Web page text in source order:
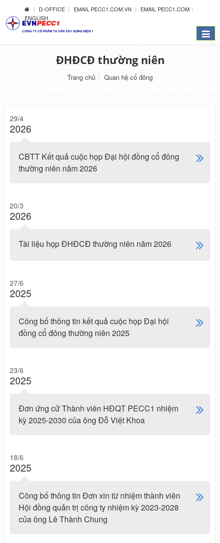
D-OFFICE EMAIL PECC1.COM.VN
EMAIL PECC1.COM
ENGLISH
Menu
ĐHĐCĐ thường niên
Trang chủ Quan hệ cổ đông
29/4
2026
CBTT Kết quả cuộc họp Đại hội đồng cổ đông
thường niên năm 2026
20/3
2026
Tài liệu họp ĐHĐCĐ thường niên năm 2026
27/6
2025
Công bố thông tin kết quả cuộc họp Đại hội
đồng cổ đông thường niên 2025
23/6
2025
Đơn ứng cử Thành viên HĐQT PECC1 nhiệm
kỳ 2025-2030 của ông Đỗ Việt Khoa
18/6
2025
Công bố thông tin Đơn xin từ nhiệm thành viên
Hội đồng quản trị công ty nhiệm kỳ 2023-2028
của ông Lê Thành Chung